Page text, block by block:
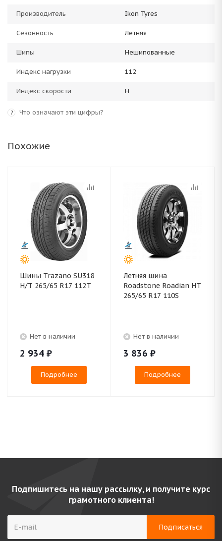
Производитель Ikon Tyres
Сезонность Летняя
Шипы Нешипованные
Индекс нагрузки 112
Индекс скорости H
? Что означают эти цифры?
Похожие
Шины Trazano SU318
H/T 265/65 R17 112T
Нет в наличии
2 934 ₽
Подробнее
Летняя шина
Roadstone Roadian HT
265/65 R17 110S
Нет в наличии
3 836 ₽
Подробнее
Подпишитесь на нашу рассылку, и получите курс
грамотного клиента!